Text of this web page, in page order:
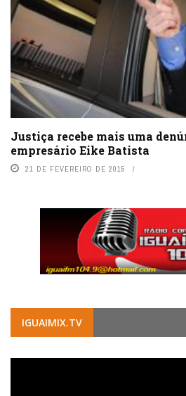
Justiça recebe mais uma
empresário Eike Batista
21 DE FEVEREIRO DE 2015
IGUAIMIX.TV